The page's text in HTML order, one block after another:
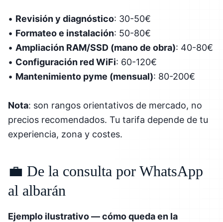
• Revisión y diagnóstico: 30-50€
• Formateo e instalación: 50-80€
• Ampliación RAM/SSD (mano de obra): 40-80€
• Configuración red WiFi: 60-120€
• Mantenimiento pyme (mensual): 80-200€
Nota: son rangos orientativos de mercado, no
precios recomendados. Tu tarifa depende de tu
experiencia, zona y costes.
💼 De la consulta por WhatsApp
al albarán
Ejemplo ilustrativo — cómo queda en la